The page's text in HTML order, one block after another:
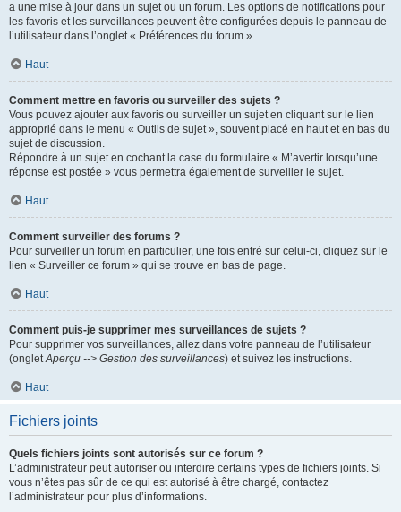
a une mise à jour dans un sujet ou un forum. Les options de notifications pour
les favoris et les surveillances peuvent être configurées depuis le panneau de
l’utilisateur dans l’onglet « Préférences du forum ».
Haut
Comment mettre en favoris ou surveiller des sujets ?
Vous pouvez ajouter aux favoris ou surveiller un sujet en cliquant sur le lien
approprié dans le menu « Outils de sujet », souvent placé en haut et en bas du
sujet de discussion.
Répondre à un sujet en cochant la case du formulaire « M’avertir lorsqu’une
réponse est postée » vous permettra également de surveiller le sujet.
Haut
Comment surveiller des forums ?
Pour surveiller un forum en particulier, une fois entré sur celui-ci, cliquez sur le
lien « Surveiller ce forum » qui se trouve en bas de page.
Haut
Comment puis-je supprimer mes surveillances de sujets ?
Pour supprimer vos surveillances, allez dans votre panneau de l’utilisateur
(ongletAperçu --> Gestion des surveillances) et suivez les instructions.
Haut
Fichiers joints
Quels fichiers joints sont autorisés sur ce forum ?
L’administrateur peut autoriser ou interdire certains types de fichiers joints. Si
vous n’êtes pas sûr de ce qui est autorisé à être chargé, contactez
l’administrateur pour plus d’informations.